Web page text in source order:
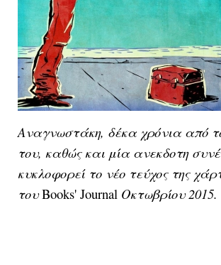
Αναγνωστάκη, δέκα χρόνια από
του, καθώς και μία ανεκδοτη
κυκλοφορεί το νέο τεύχος της
τουBooks' Journal Οκτωβρίου 2015.